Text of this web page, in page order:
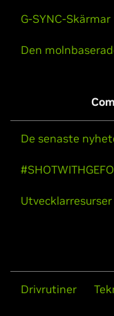
G-SYNC-Skärmar
Den
De senaste
Utvecklarresurser
Drivrutiner